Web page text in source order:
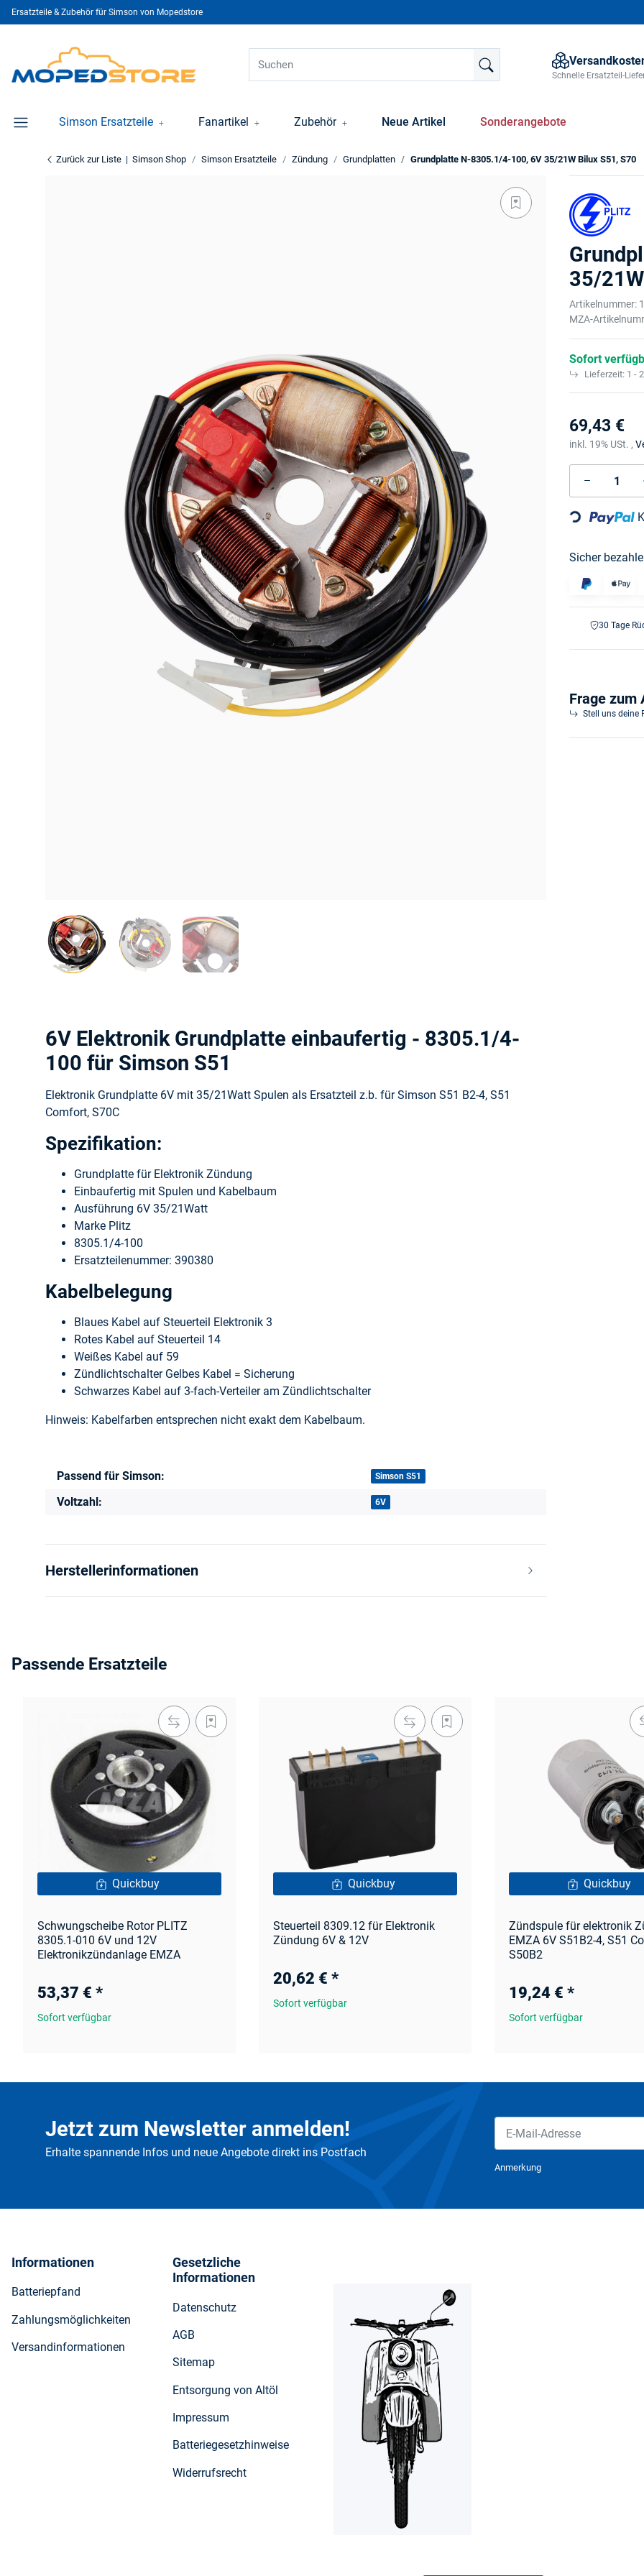
Ersatzteile & Zubehör für Simson von Mopedstore
Schnelle Ersatzteil-
Simson Ersatzteile Fanartikel Zubehör Neue Artikel Sonderangebote
Zurück zur Liste Simson Shop Simson Ersatzteile Zündung Grundplatten Grundplatte N-8305.1/4-100, 6V 35/21W Bilux S51, S70
35/
Artikelnummer:
MZA-
Sofort
Lieferzeit: 1 -
69,43 €
inkl. 19% USt. ,
Loading...
Sicher
30 Tage
Frage zum
Stell uns deine
6V Elektronik Grundplatte einbaufertig - 8305.1/4-
100 für Simson S51
Elektronik Grundplatte 6V mit 35/21Watt Spulen als Ersatzteil z.b. für Simson S51 B2-4, S51
Comfort, S70C
Spezifikation:
Grundplatte für Elektronik Zündung
Einbaufertig mit Spulen und Kabelbaum
Ausführung 6V 35/21Watt
Marke Plitz
8305.1/4-100
Ersatzteilenummer: 390380
Kabelbelegung
Blaues Kabel auf Steuerteil Elektronik 3
Rotes Kabel auf Steuerteil 14
Weißes Kabel auf 59
Zündlichtschalter Gelbes Kabel = Sicherung
Schwarzes Kabel auf 3-fach-Verteiler am Zündlichtschalter
Hinweis: Kabelfarben entsprechen nicht exakt dem Kabelbaum.
Produkteigenschaft
Wert
Passend für Simson: Simson S51
Voltzahl: 6V
Herstellerinformationen
Passende Ersatzteile
Quickbuy
Schwungscheibe Rotor PLITZ
8305.1-010 6V und 12V
Elektronikzündanlage EMZA
53,37 € *
Sofort verfügbar
Quickbuy
Steuerteil 8309.12 für Elektronik
Zündung 6V & 12V
20,62 € *
Sofort verfügbar
Quickbuy
Zündspule für elektronik
EMZA 6V S51B2-4, S51
S50B2
19,24 € *
Sofort verfügbar
Jetzt zum Newsletter anmelden!
Erhalte spannende Infos und neue Angebote direkt ins Postfach
Anmerkung
Informationen
Batteriepfand
Zahlungsmöglichkeiten
Versandinformationen
Gesetzliche
Informationen
Datenschutz
AGB
Sitemap
Entsorgung von Altöl
Impressum
Batteriegesetzhinweise
Widerrufsrecht